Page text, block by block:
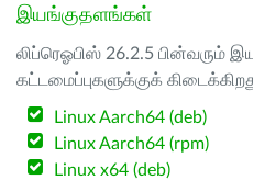
இயங்குதளங்கள்
லிப்ரெஓபிஸ் 26.2.5 பின்வரும்
கட்டமைப்புகளுக்குக்
Linux Aarch64 (deb)
Linux Aarch64 (rpm)
Linux x64 (deb)